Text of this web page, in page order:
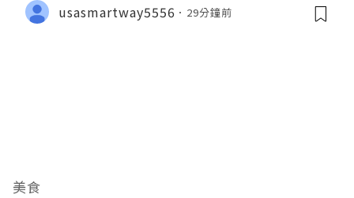
usasmartway5556 29分鐘前
美食